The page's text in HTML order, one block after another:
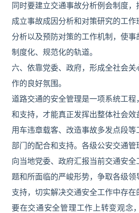
同时要建立交通事故分析例会制度
成立事故成因分析和对策研究的工
分析以及预防对策的工作机制，使
制度化、规范化的轨道。
六、依靠党委、政府，形成全社会
作的良好氛围。
道路交通的安全管理是一项系统工
和支持，才能真正发挥出整体社会效
用车违章载客、改造事故多发点段
部门的配合和支持。各级公安交通
向当地党委、政府汇报当前交通安全
题和所面临的严峻形势，争取各级领
支持，切实解决交通安全工作中存在
要在交通安全管理工作上转变观念